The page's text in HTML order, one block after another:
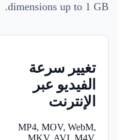
dimensions up to 1
تغيير سرعة
الفيديو عبر
الإنترنت
MP4, MOV, WebM,
MKV, AVI, M4V,